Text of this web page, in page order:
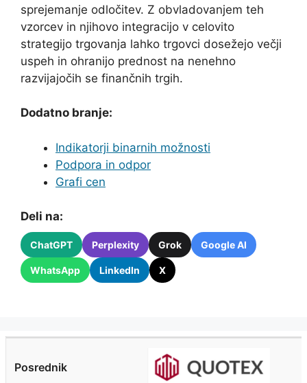
sprejemanje odločitev. Z obvladovanjem teh
vzorcev in njihovo integracijo v celovito
strategijo trgovanja lahko trgovci dosežejo večji
uspeh in ohranijo prednost na nenehno
razvijajočih se finančnih trgih.
Dodatno branje:
Indikatorji binarnih možnosti
Podpora in odpor
Grafi cen
Deli na:
ChatGPT Perplexity Grok Google AI
WhatsApp LinkedIn X